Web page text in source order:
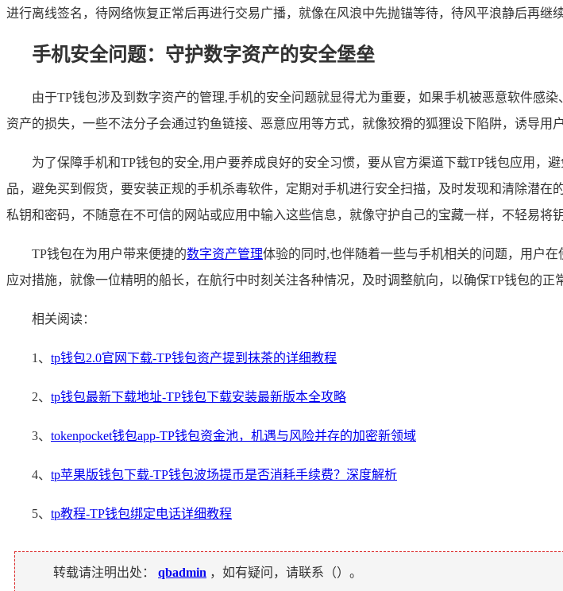
进行离线签名，待网络恢复正常后再进行交易广播，就像在风浪中先抛锚等待，待风平浪静后再继续
手机安全问题：守护数字资产的安全堡垒
由于TP钱包涉及到数字资产的管理,手机的安全问题就显得尤为重要，如果手机被恶意软件感
资产的损失，一些不法分子会通过钓鱼链接、恶意应用等方式，就像狡猾的狐狸设下陷阱，诱导用
为了保障手机和TP钱包的安全,用户要养成良好的安全习惯，要从官方渠道下载TP钱包应用
品，避免买到假货，要安装正规的手机杀毒软件，定期对手机进行安全扫描，及时发现和清除潜
私钥和密码，不随意在不可信的网站或应用中输入这些信息，就像守护自己的宝藏一样，不轻易将
TP钱包在为用户带来便捷的数字资产管理体验的同时,也伴随着一些与手机相关的问题，用户
应对措施，就像一位精明的船长，在航行中时刻关注各种情况，及时调整航向，以确保TP钱包的正
相关阅读：
1、 tp钱包2.0官网下载-TP钱包资产提到抹茶的详细教程
2、 tp钱包最新下载地址-TP钱包下载安装最新版本全攻略
3、 tokenpocket钱包app-TP钱包资金池，机遇与风险并存的加密新领域
4、 tp苹果版钱包下载-TP钱包波场提币是否消耗手续费？深度解析
5、 tp教程-TP钱包绑定电话详细教程
转载请注明出处： qbadmin ，如有疑问，请联系（）。